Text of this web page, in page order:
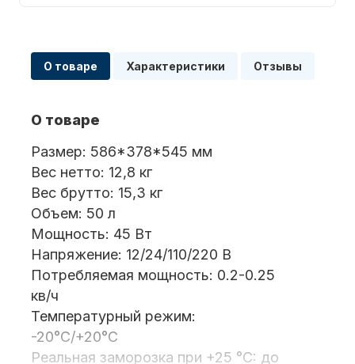
Масла для лодочных моторов
Автохолодильник KYODA
Дистанционное управление
О товаре Характеристики Отзывы
О товаре
Размер: 586*378*545 мм
Вес нетто: 12,8 кг
Вес брутто: 15,3 кг
Объем: 50 л
Мощность: 45 Вт
Напряжение: 12/24/110/220 В
Потребляемая мощность: 0.2-0.25
кв/ч
Температурный режим:
-20°С/+20°С
Реальная заморозка при +25 °C: до